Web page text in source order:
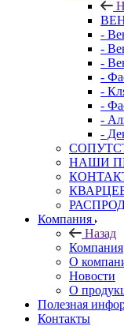
-
-
-
-
-
-
-
-
НАШИ
Компания
Назад
Компания
О
Новости
О
Полезная
Контакты